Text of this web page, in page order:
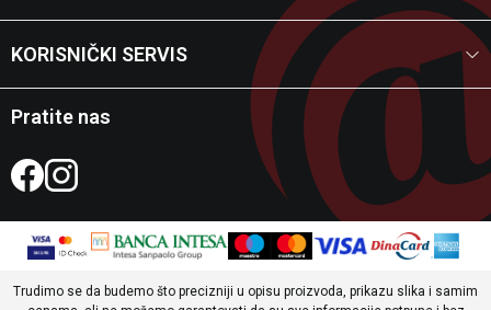
KORISNIČKI SERVIS
Pratite nas
Trudimo se da budemo što precizniji u opisu proizvoda, prikazu slika i samim